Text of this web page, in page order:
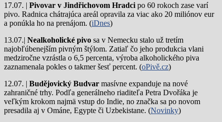
17.07. | Pivovar v Jindřichovom Hradci po 60 rokoch zase varí
pivo. Radnica chátrajúca areál opravila za viac ako 20 miliónov eur
a ponúkla ho na prenájom. (iDnes)
13.07.| Nealkoholické pivo sa v Nemecku stalo už tretím
najobľúbenejším pivným štýlom. Zatiaľ čo jeho produkcia vlani
medziročne vzrástla o 6,5 percenta, výroba alkoholického piva
zaznamenala pokles o takmer šesť percent. (oPivě.cz)
12.07. | Budějovický Budvar masívne expanduje na nové
zahraničné trhy. Podľa generálneho riaditeľa Petra Dvořáka je
veľkým krokom najmä vstup do Indie, no značka sa po novom
presadila aj v Ománe, Egypte či Uzbekistane. (Novinky)